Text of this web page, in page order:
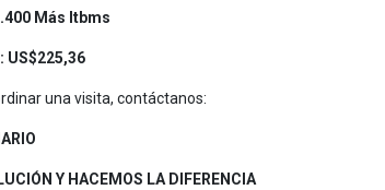
Más Itbms
US$225,36
una visita, contáctanos:
Y HACEMOS LA DIFERENCIA